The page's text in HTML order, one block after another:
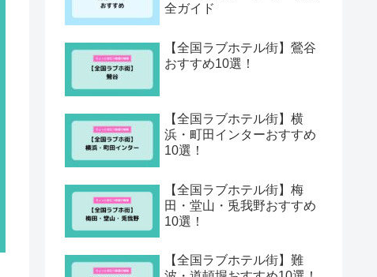
全ガイド
【全国ラブホテル街】鶯谷
おすすめ10選！
【全国ラブホテル街】横
浜・町田インターおすすめ
10選！
【全国ラブホテル街】梅
田・堂山・兎我野おすすめ
10選！
【全国ラブホテル街】難